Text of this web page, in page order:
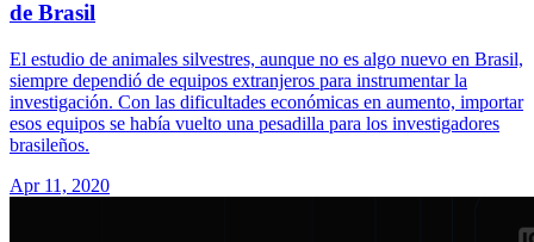
de Brasil
El estudio de animales silvestres, aunque no es algo nuevo en Brasil,
siempre dependió de equipos extranjeros para instrumentar la
investigación. Con las dificultades económicas en aumento, importar
esos equipos se había vuelto una pesadilla para los investigadores
brasileños.
Apr 11, 2020